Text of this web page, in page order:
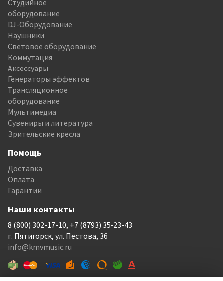
Студийное
оборудование
DJ-Оборудование
Наушники
Световое оборудование
Коммутация
Аксессуары
Генераторы эффектов
Трансляционное
оборудование
Мультимедиа
Сувениры и литература
Зрительские кресла
Помощь
Доставка
Оплата
Гарантии
Наши контакты
8 (800) 302-17-10, +7 (8793) 35-23-43
г. Пятигорск, ул. Пестова, 36
info@kmvmusic.ru